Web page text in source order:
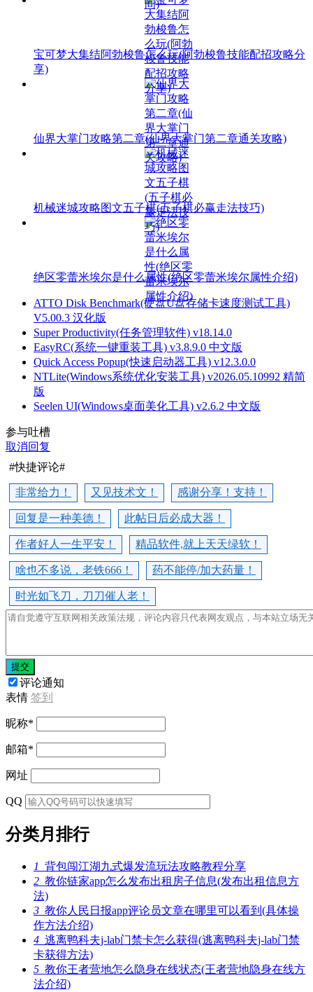
宝可梦大集结阿勃梭鲁怎么玩(阿勃梭鲁技能配招攻略分
享)
仙界大掌门攻略第二章(仙界大掌门第二章通关攻略)
机械迷城攻略图文五子棋(五子棋必赢走法技巧)
绝区零蕾米埃尔是什么属性(绝区零蕾米埃尔属性介绍)
ATTO Disk Benchmark(硬盘U盘存储卡速度测试工具)
V5.00.3 汉化版
Super Productivity(任务管理软件) v18.14.0
EasyRC(系统一键重装工具) v3.8.9.0 中文版
Quick Access Popup(快速启动器工具) v12.3.0.0
NTLite(Windows系统优化安装工具) v2026.05.10992 精简
版
Seelen UI(Windows桌面美化工具) v2.6.2 中文版
参与吐槽
取消回复
#快捷评论#
非常给力！ 又见技术文！ 感谢分享！支持！
回复是一种美德！ 此帖日后必成大器！
作者好人一生平安！ 精品软件,就上天天绿软！
啥也不多说，老铁666！ 药不能停/加大药量！
时光如飞刀，刀刀催人老！
提交
评论通知
表情 签到
昵称*
邮箱*
网址
QQ
分类月排行
1 背包闯江湖九式爆发流玩法攻略教程分享
2 教你链家app怎么发布出租房子信息(发布出租信息方
法)
3 教你人民日报app评论员文章在哪里可以看到(具体操
作方法介绍)
4 逃离鸭科夫j-lab门禁卡怎么获得(逃离鸭科夫j-lab门禁
卡获得方法)
5 教你王者营地怎么隐身在线状态(王者营地隐身在线方
法介绍)